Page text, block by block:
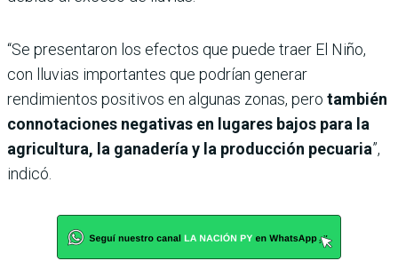
“Se presentaron los efectos que puede traer El Niño,
con lluvias importantes que podrían generar
rendimientos positivos en algunas zonas, pero también
connotaciones negativas en lugares bajos para la
agricultura, la ganadería y la producción pecuaria”,
indicó.